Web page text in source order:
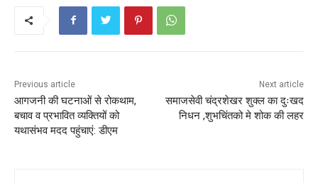
k
A
p
st
Previous article
आगजनी की घटनाओं से रोकथाम,
बचाव व प्रभावित व्यक्तियों को
यथासंभव मदद पहुंचाएं: डीएम
Next article
समाजसेवी चंद्रशेखर शुक्ल का दुःखद
निधन ,शुभचिंतको मे शोक की लहर